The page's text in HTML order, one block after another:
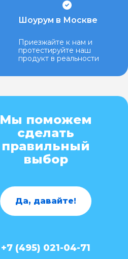
Шоурум в Москве
Приезжайте к нам и
протестируйте наш
продукт в реальности
Мы поможем
сделать
правильный
выбор
Да, давайте!
+7 (495) 021-04-71